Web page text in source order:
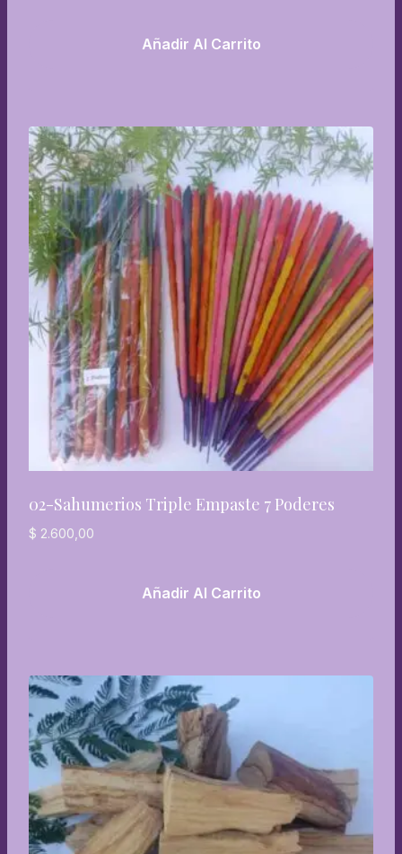
Añadir Al Carrito
02-Sahumerios Triple Empaste 7 Poderes
$ 2.600,00
Añadir Al Carrito